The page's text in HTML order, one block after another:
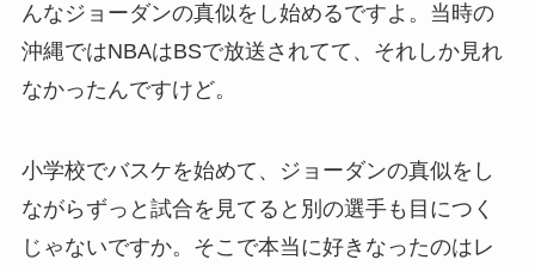
んなジョーダンの真似をし始めるですよ。当時の
沖縄ではNBAはBSで放送されてて、それしか見れ
なかったんですけど。
小学校でバスケを始めて、ジョーダンの真似をし
ながらずっと試合を見てると別の選手も目につく
じゃないですか。そこで本当に好きなったのはレ